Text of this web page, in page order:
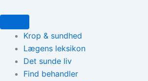
til
indholdetKrop & sundhed
Lægens leksikon
Det sunde liv
Find behandler